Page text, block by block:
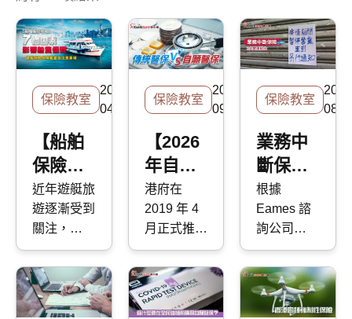
保險教室
2025-
04-27
【船舶
保險攻
略】買
遊艇必
須買三
響船隻
保費的7
近年遊艇旅
遊逐漸受到
關注，
2024 年
《施政報
告》提出將
於香港仔、
保險教室
2024-
09-05
【2026
年自願
醫保懶
人包 】
自願醫
統醫保
港府在
2019 年 4
月正式推出
自願醫療保
險計劃
(Voluntary
Health
保險教室
08-
業務中
斷保險3
大實用
貼士
根據
Eames 諮
詢公司
2017 年的
一篇文章，
昆士蘭保險
的研究表